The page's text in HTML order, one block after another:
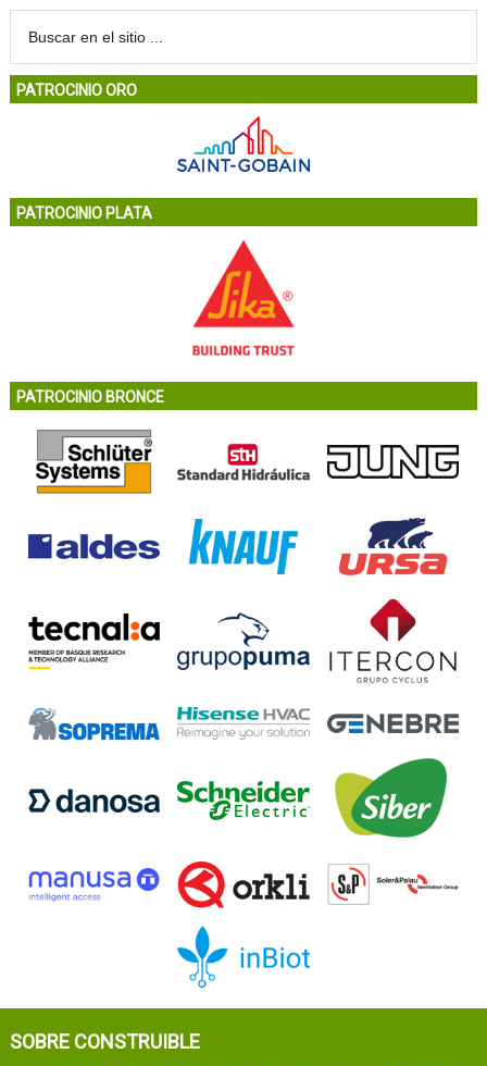
PATROCINIO ORO
PATROCINIO PLATA
PATROCINIO BRONCE
SOBRE CONSTRUIBLE